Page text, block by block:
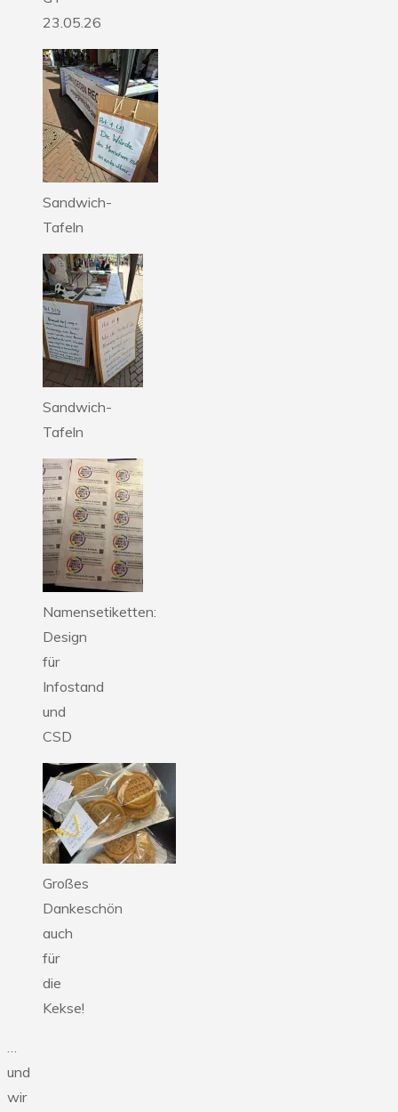
23.05.26
Sandwich-
Tafeln
Sandwich-
Tafeln
Namensetiketten:
Design
für
Infostand
und
CSD
Großes
Dankeschön
auch
für
die
Kekse!
…
und
wir